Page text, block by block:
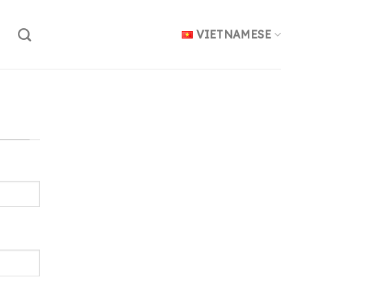
VIETNAMESE